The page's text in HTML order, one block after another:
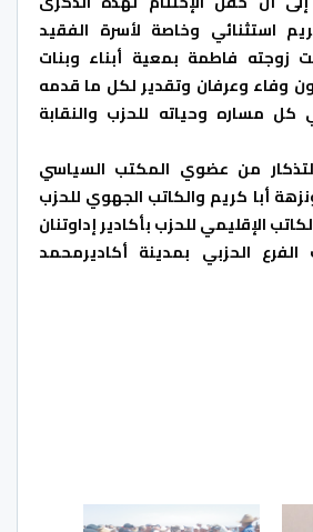
استثنائي وخاصة لأسرة الفقيد
زوجته فاطمة بمعية أبناء وبنات
وفاء وعرفان وتقدير لكل ما قدمه
مساره وحياته للحزب والنقابة
من عضوي المكتب السياسي
أبا كريم والكاتب الجهوي للحزب
الإقليمي للحزب بأكادير إداوتنان
الفرع الحزبي بمدينة أكاديرمحمد